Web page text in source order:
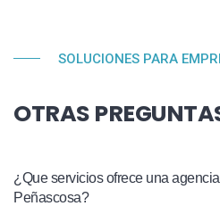
SOLUCIONES PARA
OTRAS
¿Que servicios ofrece una
Peñascosa?